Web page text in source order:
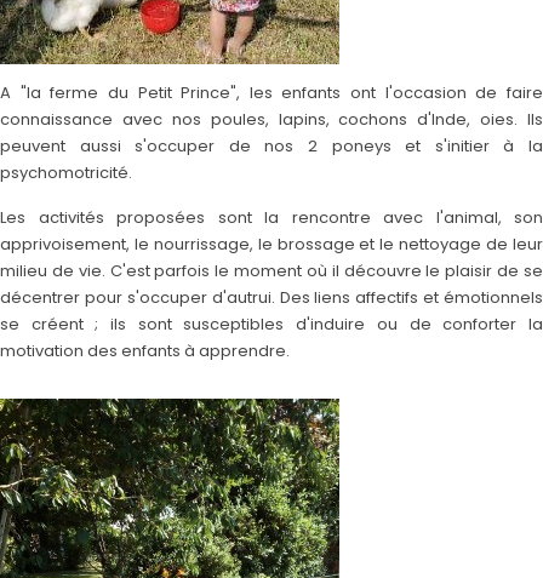
A "la ferme du Petit Prince", les enfants ont l'occasion de faire
connaissance avec nos poules, lapins, cochons d'Inde, oies. Ils
peuvent aussi s'occuper de nos 2 poneys et s'initier à la
psychomotricité.
Les activités proposées sont la rencontre avec l'animal, son
apprivoisement, le nourrissage, le brossage et le nettoyage de leur
milieu de vie. C'est parfois le moment où il découvre le plaisir de se
décentrer pour s'occuper d'autrui. Des liens affectifs et émotionnels
se créent ; ils sont susceptibles d'induire ou de conforter la
motivation des enfants à apprendre.